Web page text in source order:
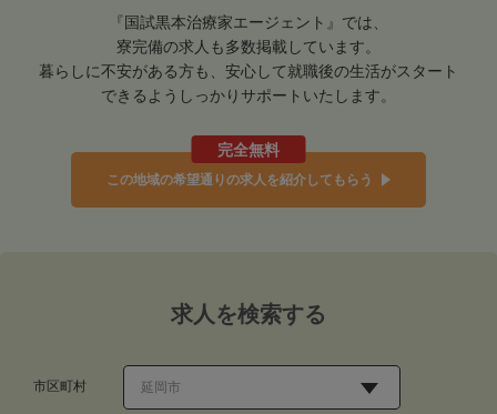
『国試黒本治療家エージェント』では、
寮完備の求人も多数掲載しています。
暮らしに不安がある方も、安心して就職後の生活がスタート
できるようしっかりサポートいたします。
完全無料
この地域の希望通りの求人を紹介してもらう
求人を検索する
市区町村